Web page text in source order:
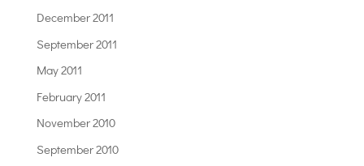
December 2011
September 2011
May 2011
February 2011
November 2010
September 2010